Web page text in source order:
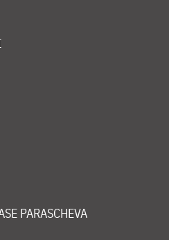
PARASCHEVA